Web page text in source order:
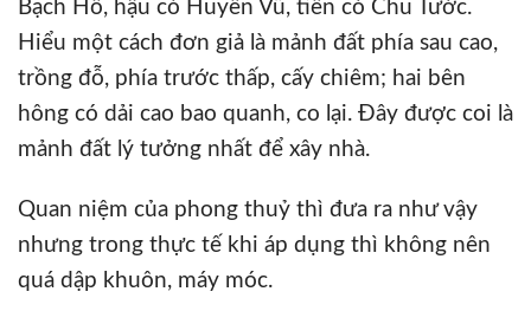
Bạch Hổ, hậu có Huyền Vũ, tiền có Chu Tước.
Hiểu một cách đơn giả là mảnh đất phía sau cao,
trồng đỗ, phía trước thấp, cấy chiêm; hai bên
hông có dải cao bao quanh, co lại. Đây được coi là
mảnh đất lý tưởng nhất để xây nhà.
Quan niệm của phong thuỷ thì đưa ra như vậy
nhưng trong thực tế khi áp dụng thì không nên
quá dập khuôn, máy móc.